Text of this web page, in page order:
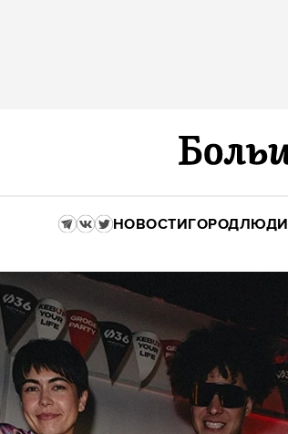
НОВОСТИГОРОДЛЮДИ